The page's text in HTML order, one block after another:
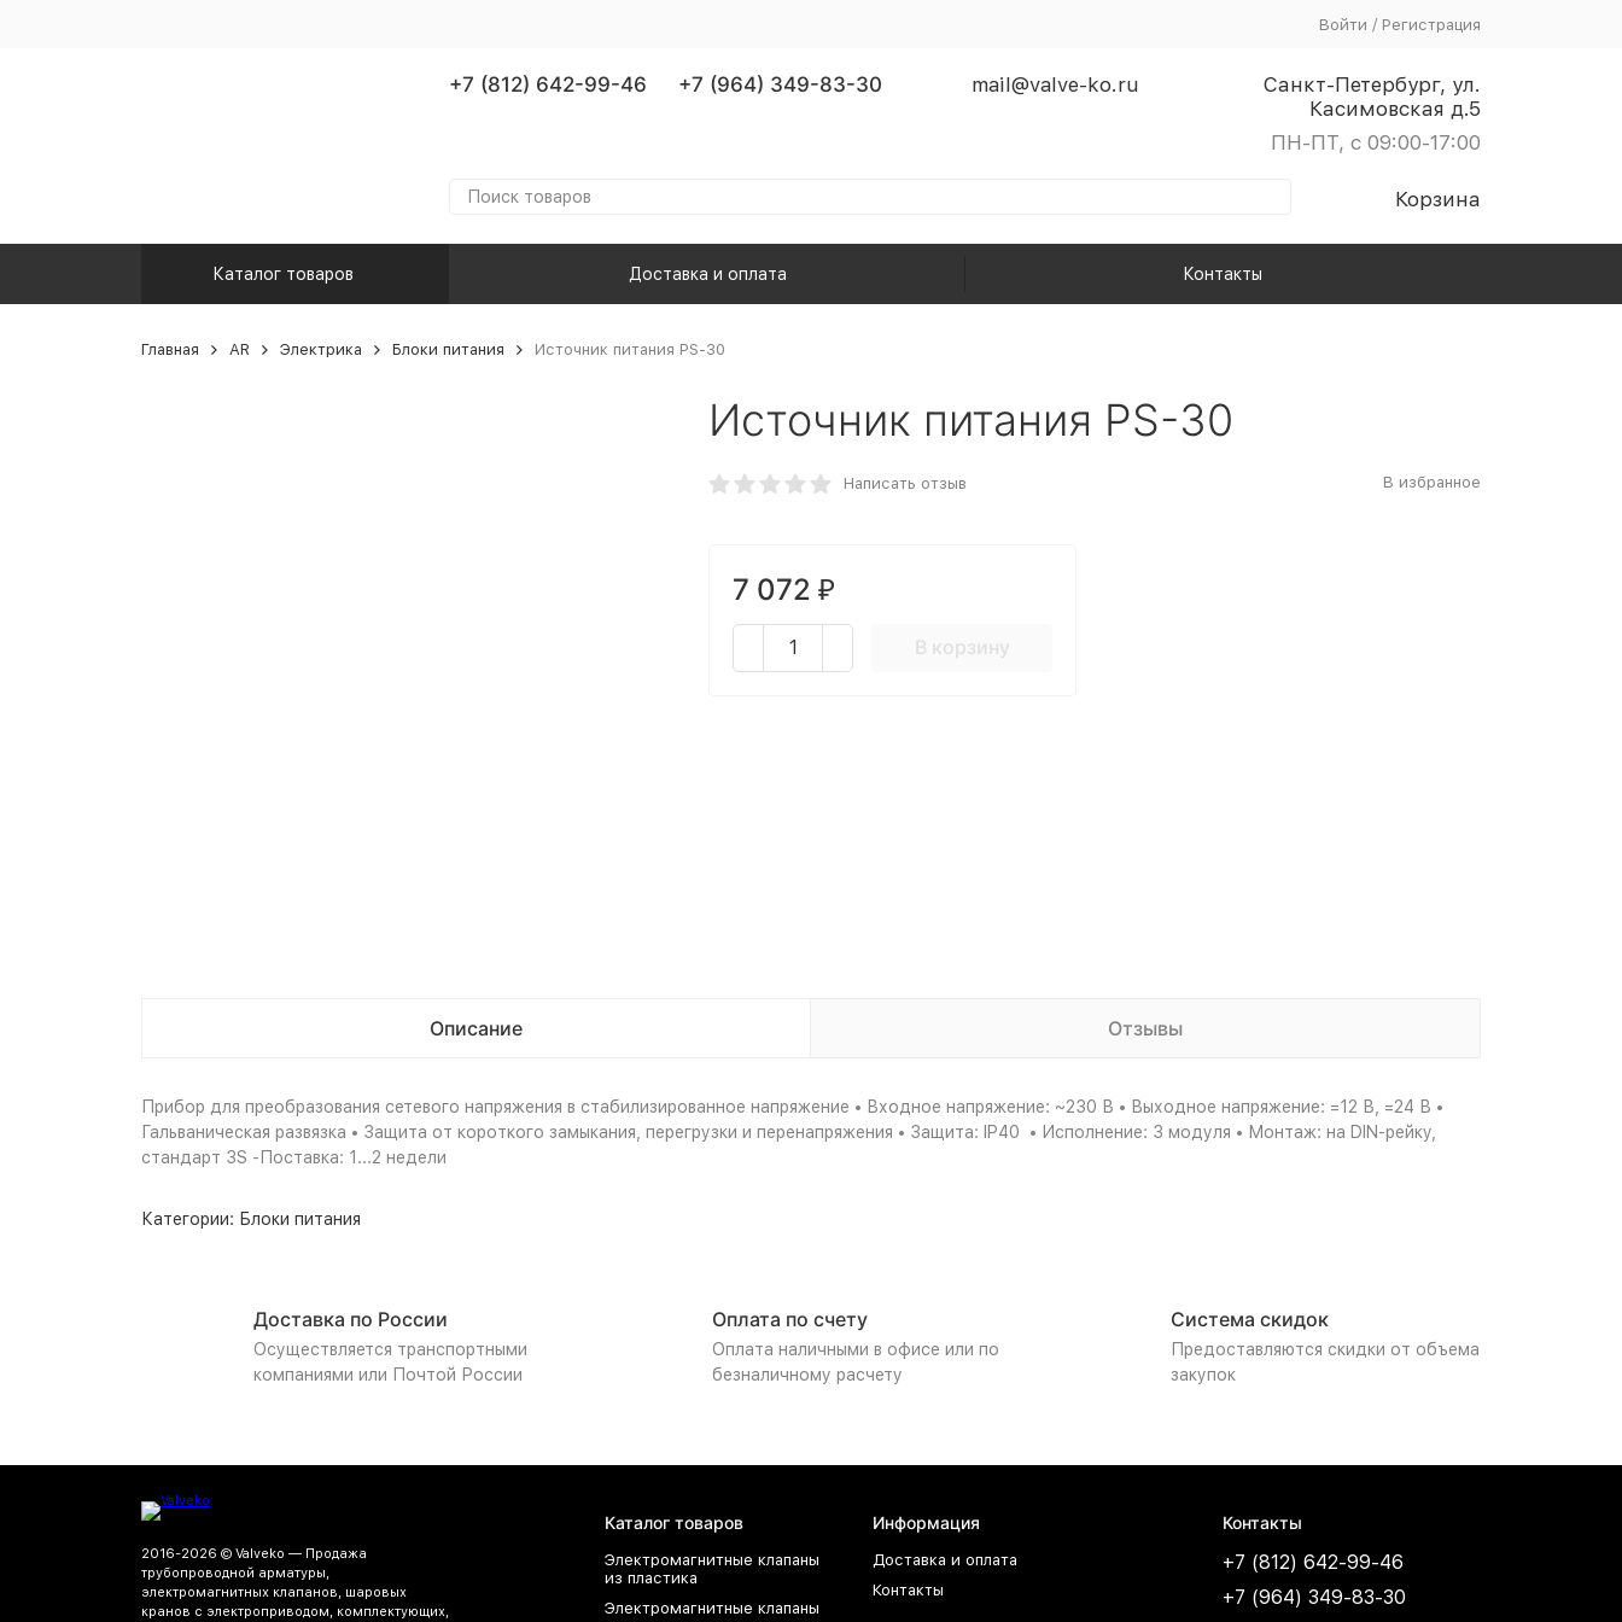
Войти / Регистрация
+7 (812) 642-99-46 +7 (964) 349-83-30 mail@valve-ko.ru
Санкт-Петербург, ул.
Касимовская д.5
ПН-ПТ, с 09:00-17:00
Корзина
Каталог товаров Доставка и оплата Контакты
Главная AR Электрика Блоки питания Источник питания PS-30
Источник питания PS-30
Написать отзыв В избранное
7 072 ₽
В корзину
Описание Отзывы
Прибор для преобразования сетевого напряжения в стабилизированное напряжение • Входное напряжение: ~230 В • Выходное напряжение: =12 В, =24 В •
Гальваническая развязка • Защита от короткого замыкания, перегрузки и перенапряжения • Защита: IP40 • Исполнение: 3 модуля • Монтаж: на DIN-рейку,
стандарт 3S -Поставка: 1...2 недели
Категории: Блоки питания
Доставка по России
Осуществляется транспортными
компаниями или Почтой России
Оплата по счету
Оплата наличными в офисе или по
безналичному расчету
Система скидок
Предоставляются скидки от объема
закупок
2016-2026 © Valveko — Продажа
трубопроводной арматуры,
электромагнитных клапанов, шаровых
кранов с электроприводом, комплектующих,
Каталог товаров
Электромагнитные клапаны
из пластика
Электромагнитные клапаны
Информация
Доставка и оплата
Контакты
Контакты
+7 (812) 642-99-46
+7 (964) 349-83-30